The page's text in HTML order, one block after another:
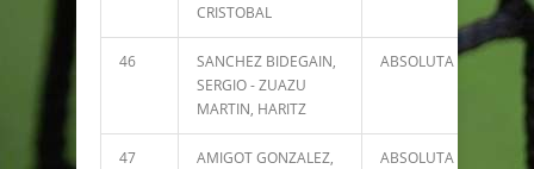
CRISTOBAL
46
SANCHEZ BIDEGAIN,
SERGIO - ZUAZU
MARTIN, HARITZ
ABSOLUTA
47
AMIGOT GONZALEZ,
ABSOLUTA